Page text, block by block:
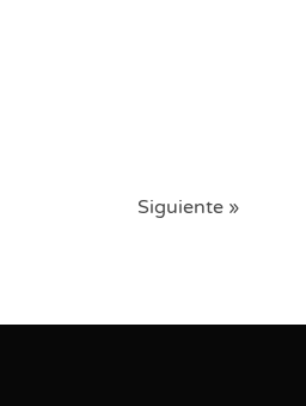
Siguiente »